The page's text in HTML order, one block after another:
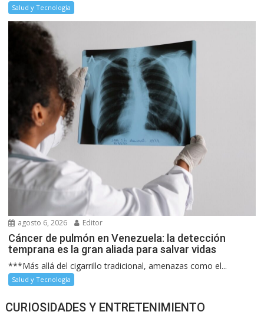
Salud y Tecnología
agosto 6, 2026 Editor
Cáncer de pulmón en Venezuela: la detección
temprana es la gran aliada para salvar vidas
***Más allá del cigarrillo tradicional, amenazas como el...
Salud y Tecnología
CURIOSIDADES Y ENTRETENIMIENTO